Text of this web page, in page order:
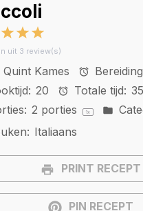
5
Stars
4
Stars
3
Stars
uit 3 review(s)
Quint Kames
20 Totale tijd: 35
2 porties 1x
Italiaans
PRINT RECEPT
PIN RECEPT